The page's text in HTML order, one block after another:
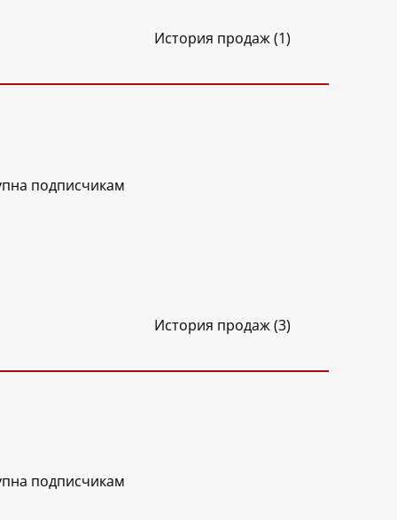
История продаж (1)
подписчикам
История продаж (3)
подписчикам